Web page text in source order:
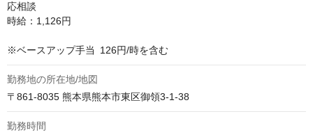
応相談
時給：1,126円
※ベースアップ手当 126円/時を含む
勤務地の所在地/地図
〒861-8035 熊本県熊本市東区御領3-1-38
勤務時間